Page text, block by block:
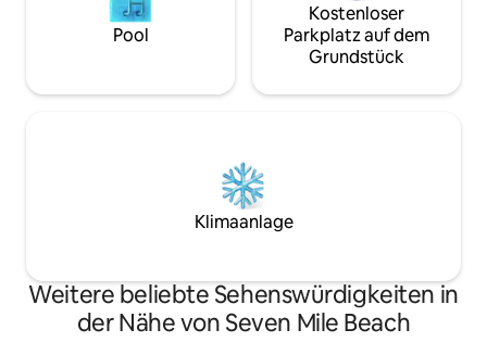
Pool
Kostenloser
Parkplatz auf dem
Grundstück
Klimaanlage
Weitere beliebte Sehenswürdigkeiten in
der Nähe von Seven Mile Beach